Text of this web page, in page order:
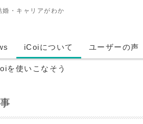
婚・キャリアがわか
iCoiについて ユーザーの声
を使いこなそう